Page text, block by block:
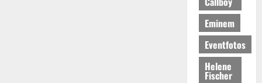
Eminem
Eventfotos
Helene
Fischer